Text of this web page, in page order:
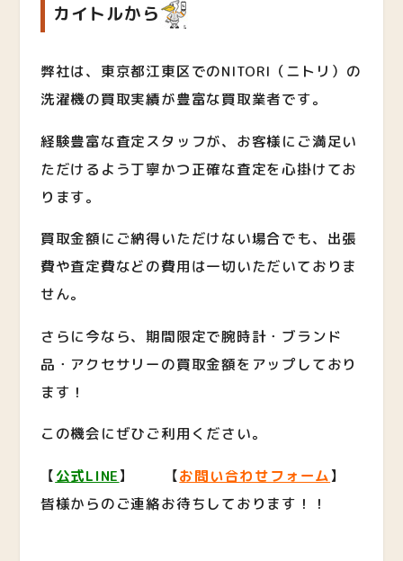
カイトルから
弊社は、東京都江東区でのNITORI（ニトリ）の
洗濯機の買取実績が豊富な買取業者です。
経験豊富な査定スタッフが、お客様にご満足い
ただけるよう丁寧かつ正確な査定を心掛けてお
ります。
買取金額にご納得いただけない場合でも、出張
費や査定費などの費用は一切いただいておりま
せん。
さらに今なら、期間限定で腕時計・ブランド
品・アクセサリーの買取金額をアップしており
ます！
この機会にぜひご利用ください。
【公式LINE】 【お問い合わせフォーム】
皆様からのご連絡お待ちしております！！